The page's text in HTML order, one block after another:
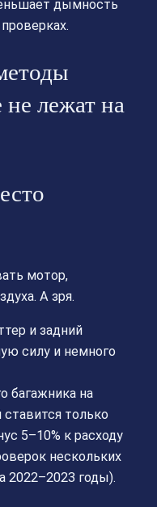
дымность
лежат на
мотор,
А зря.
и задний
силу и немного
багажника на
только
5–10% к расходу
нескольких
2022–2023 годы).